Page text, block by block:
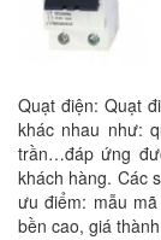
Quạt điện: Quạt
khác nhau như:
trần…đáp ứng
khách hàng. Các
ưu điểm: mẫu
bền cao, giá